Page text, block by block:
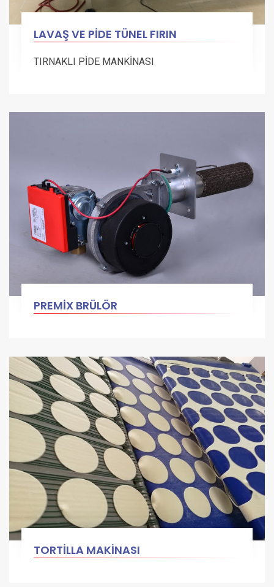
LAVAŞ VE PİDE TÜNEL FIRIN
TIRNAKLI PİDE MANKİNASI
PREMİX BRÜLÖR
TORTİLLA MAKİNASI